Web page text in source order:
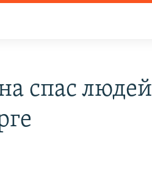
спас людей